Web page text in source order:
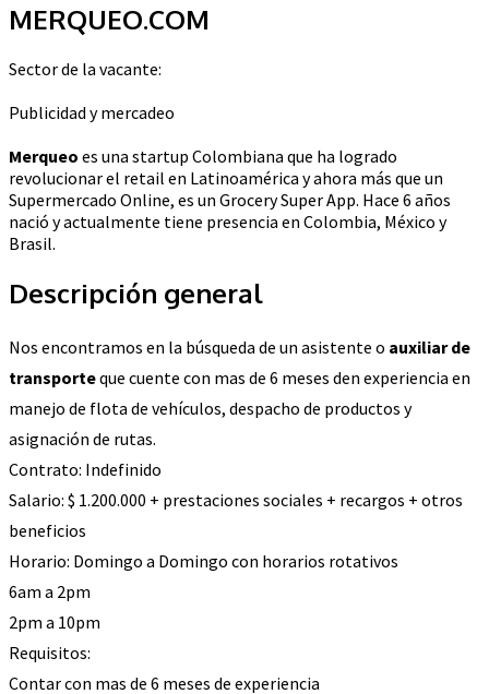
MERQUEO.COM
Sector de la vacante:
Publicidad y mercadeo
Merqueo es una startup Colombiana que ha logrado
revolucionar el retail en Latinoamérica y ahora más que un
Supermercado Online, es un Grocery Super App. Hace 6 años
nació y actualmente tiene presencia en Colombia, México y
Brasil.
Descripción general
Nos encontramos en la búsqueda de un asistente o auxiliar de
transporteque cuente con mas de 6 meses den experiencia en
manejo de flota de vehículos, despacho de productos y
asignación de rutas.
Contrato: Indefinido
Salario: $ 1.200.000 + prestaciones sociales + recargos + otros
beneficios
Horario: Domingo a Domingo con horarios rotativos
6am a 2pm
2pm a 10pm
Requisitos:
Contar con mas de 6 meses de experiencia